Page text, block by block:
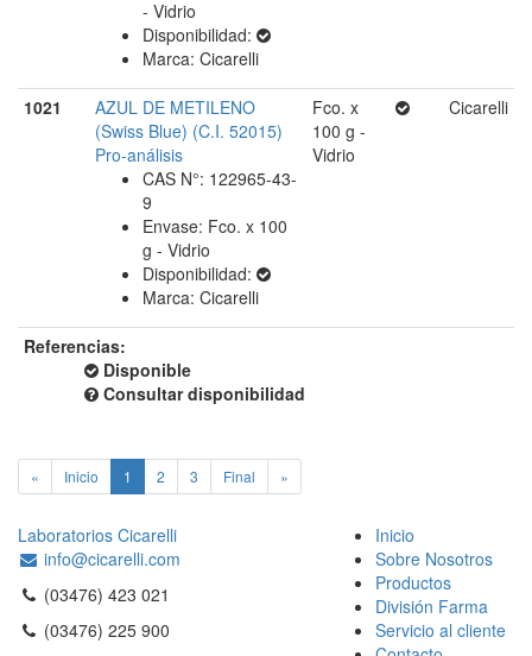
- Vidrio
Disponibilidad:
Marca: Cicarelli
1021
AZUL DE METILENO
(Swiss Blue) (C.I. 52015)
Pro-análisis
CAS N°: 122965-43-
9
Envase: Fco. x 100
g - Vidrio
Disponibilidad:
Marca: Cicarelli
Fco. x
100 g -
Vidrio
Cicarelli
Referencias:
Disponible
Consultar disponibilidad
« Inicio 1 2 3 Final »
Laboratorios Cicarelli
info@cicarelli.com
(03476) 423 021
(03476) 225 900
Inicio
Sobre Nosotros
Productos
División Farma
Servicio al cliente